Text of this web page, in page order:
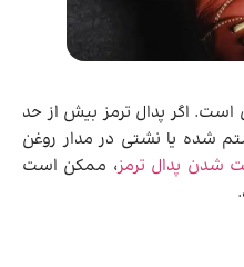
است. اگر پدال ترمز بیش از حد
شده یا نشتی در مدار روغن
شدن پدال ترمز، ممکن است